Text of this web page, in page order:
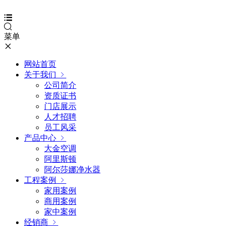
菜单
网站首页
关于我们
公司简介
资质证书
门店展示
人才招聘
员工风采
产品中心
大金空调
阿里斯顿
阿尔莎娜净水器
工程案例
家用案例
商用案例
家中案例
经销商